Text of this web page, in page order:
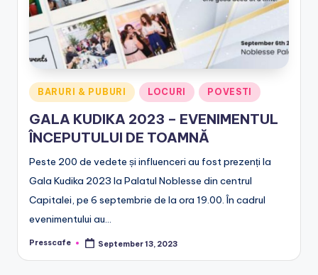
r
o
Posted
BARURI & PUBURI LOCURI POVESTI
GALA KUDIKA 2023 – EVENIMENTUL
ÎNCEPUTULUI DE TOAMNĂ
Peste 200 de vedete și influenceri au fost prezenți la
Gala Kudika 2023 la Palatul Noblesse din centrul
Capitalei, pe 6 septembrie de la ora 19.00. În cadrul
evenimentului au…
Posted
Presscafe September 13, 2023